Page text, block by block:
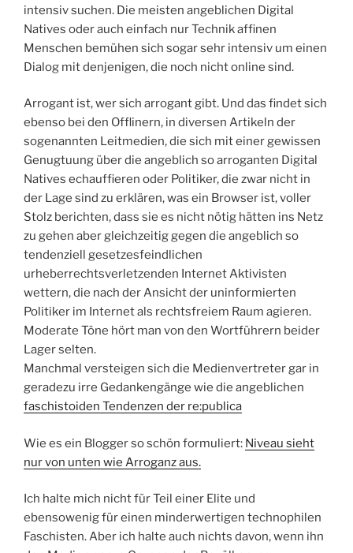
intensiv suchen. Die meisten angeblichen Digital
Natives oder auch einfach nur Technik affinen
Menschen bemühen sich sogar sehr intensiv um einen
Dialog mit denjenigen, die noch nicht online sind.
Arrogant ist, wer sich arrogant gibt. Und das findet sich
ebenso bei den Offlinern, in diversen Artikeln der
sogenannten Leitmedien, die sich mit einer gewissen
Genugtuung über die angeblich so arroganten Digital
Natives echauffieren oder Politiker, die zwar nicht in
der Lage sind zu erklären, was ein Browser ist, voller
Stolz berichten, dass sie es nicht nötig hätten ins Netz
zu gehen aber gleichzeitig gegen die angeblich so
tendenziell gesetzesfeindlichen
urheberrechtsverletzenden Internet Aktivisten
wettern, die nach der Ansicht der uninformierten
Politiker im Internet als rechtsfreiem Raum agieren.
Moderate Töne hört man von den Wortführern beider
Lager selten.
Manchmal versteigen sich die Medienvertreter gar in
geradezu irre Gedankengänge wie die angeblichen
faschistoiden Tendenzen der re:publica
Wie es ein Blogger so schön formuliert: Niveau sieht
nur von unten wie Arroganz aus.
Ich halte mich nicht für Teil einer Elite und
ebensowenig für einen minderwertigen technophilen
Faschisten. Aber ich halte auch nichts davon, wenn ihn